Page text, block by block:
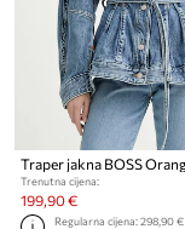
Trenutna cijena:
199,90 €
Regularna cijena:298,90 €